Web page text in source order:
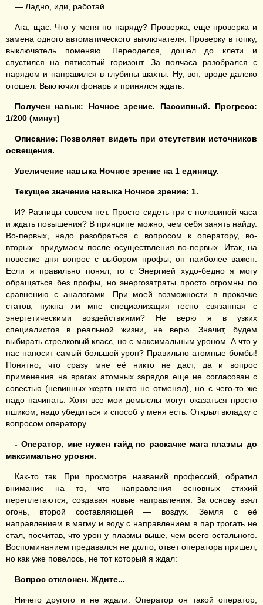
— Ладно, иди, работай.
Ага, щас. Что у меня по наряду? Проверка, еще проверка и
замена одного автоматического выключателя. Проверку в топку,
выключатель поменяю. Переоделся, дошел до клети и
спустился на пятисотый горизонт. За полчаса разобрался с
нарядом и направился в глубины шахты. Ну, вот, вроде далеко
отошел. Выключил фонарь и принялся ждать.
Получен навык: Ночное зрение. Пассивный. Прогресс:
1/200 (минут)
Описание: Позволяет видеть при отсутствии источников
освещения.
Увеличение навыка Ночное зрение на 1 единицу.
Текущее значение навыка Ночное зрение: 1.
И? Разницы совсем нет. Просто сидеть три с половиной часа
и ждать повышения? В принципе можно, чем себя занять найду.
Во-первых, надо разобраться с вопросом к оператору, во-
вторых...придумаем после осуществления во-первых. Итак, на
повестке дня вопрос с выбором профы, он наиболее важен.
Если я правильно понял, то с Энергией худо-бедно я могу
обращаться без профы, но энергозатраты просто огромны по
сравнению с аналогами. При моей возможности в прокачке
статов, нужна ли мне специализация тесно связанная с
энергетическими воздействиями? Не верю я в узких
специалистов в реальной жизни, не верю. Значит, будем
выбирать стрелковый класс, но с максимальным уроном. А что у
нас наносит самый большой урон? Правильно атомные бомбы!
Понятно, что сразу мне её никто не даст, да и вопрос
применения на врагах атомных зарядов еще не согласован с
совестью (невинных жертв никто не отменял), но с чего-то же
надо начинать. Хотя все мои домыслы могут оказаться просто
пшиком, надо убедиться и способ у меня есть. Открыл вкладку с
вопросом оператору.
- Оператор, мне нужен гайд по раскачке мага плазмы до
максимально уровня.
Как-то так. При просмотре названий профессий, обратил
внимание на то, что направления основных стихий
переплетаются, создавая новые направления. За основу взял
огонь, второй составляющей — воздух. Земля с её
направлением в магму и воду с направлением в пар трогать не
стал, посчитав, что урон у плазмы выше, чем всего остального.
Воспоминанием предавался не долго, ответ оператора пришел,
но как уже повелось, не тот который я ждал:
Вопрос отклонен. Ждите...
Ничего другого и не ждали. Оператор он такой оператор,